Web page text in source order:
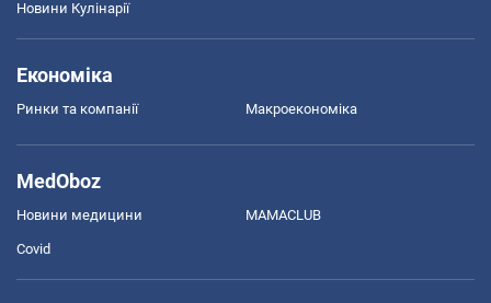
Новини Кулінарії
Економіка
Ринки та компанії Макроекономіка
MedOboz
Новини медицини MAMACLUB
Covid